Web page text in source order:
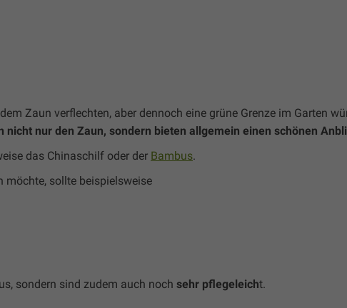
Zaun verflechten, aber dennoch eine grüne Grenze im Garten
nicht nur den Zaun, sondern bieten allgemein einen schönen
das Chinaschilf oder der Bambus.
möchte, sollte beispielsweise
sondern sind zudem auch noch sehr pflegeleicht.